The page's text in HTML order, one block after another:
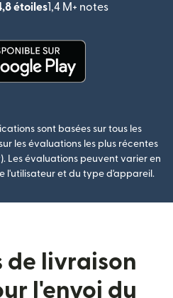
étoiles1,4 M+ notes
sont basées sur tous les
les évaluations les plus récentes
Les évaluations peuvent varier en
l'utilisateur et du type d'appareil.
de livraison
l'envoi du